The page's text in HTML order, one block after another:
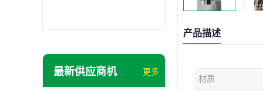
最新供应商机 更多
产品描述
材质